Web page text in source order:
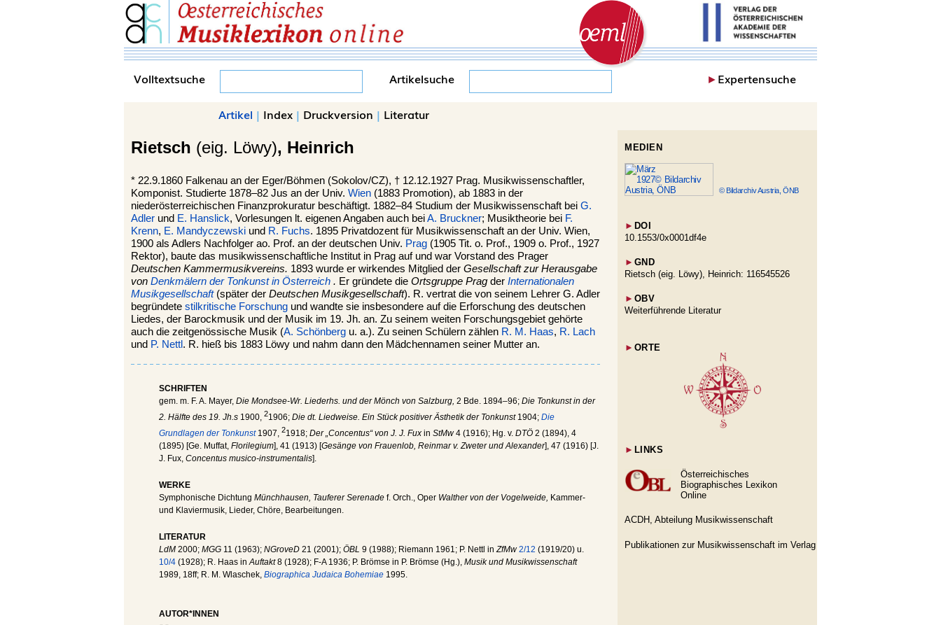
Volltextsuche Artikelsuche ►Expertensuche
Artikel | Index | Druckversion | Literatur
Rietsch (eig. Löwy), Heinrich
* 22.9.1860 Falkenau an der Eger/Böhmen (Sokolov/CZ), † 12.12.1927 Prag. Musikwissenschaftler,
Komponist. Studierte 1878–82 Jus an der Univ. Wien (1883 Promotion), ab 1883 in der
niederösterreichischen Finanzprokuratur beschäftigt. 1882–84 Studium der Musikwissenschaft bei G.
Adler und E. Hanslick, Vorlesungen lt. eigenen Angaben auch beiA. Bruckner; Musiktheorie bei F.
Krenn, E. Mandyczewski und R. Fuchs. 1895 Privatdozent für Musikwissenschaft an der Univ. Wien,
1900 als Adlers Nachfolger ao. Prof. an der deutschen Univ. Prag (1905 Tit. o. Prof., 1909 o. Prof., 1927
Rektor), baute das musikwissenschaftliche Institut in Prag auf und war Vorstand des Prager
Deutschen Kammermusikvereins. 1893 wurde er wirkendes Mitglied der Gesellschaft zur Herausgabe
von Denkmälern der Tonkunst in Österreich . Er gründete die Ortsgruppe Prag der Internationalen
Musikgesellschaft(später der Deutschen Musikgesellschaft). R. vertrat die von seinem Lehrer G. Adler
begründete stilkritische Forschung und wandte sie insbesondere auf die Erforschung des deutschen
Liedes, der Barockmusik und der Musik im 19. Jh. an. Zu seinem weiten Forschungsgebiet gehörte
auch die zeitgenössische Musik (A. Schönberg u. a.). Zu seinen Schülern zählen R. M. Haas, R. Lach
und P. Nettl . R. hieß bis 1883 Löwy und nahm dann den Mädchennamen seiner Mutter an.
SCHRIFTEN
gem. m. F. A. Mayer, Die Mondsee-Wr. Liederhs. und der Mönch von Salzburg, 2 Bde. 1894–96; Die Tonkunst in der
2. Hälfte des 19. Jh.s 1900, 21906; Die dt. Liedweise. Ein Stück positiver Ästhetik der Tonkunst 1904; Die
Grundlagen der Tonkunst 1907, 21918; Der „Concentus“ von J. J. Fux in StMw4 (1916); Hg. v. DTÖ 2 (1894), 4
(1895) [Ge. Muffat, Florilegium], 41 (1913) [Gesänge von Frauenlob, Reinmar v. Zweter und Alexander], 47 (1916) [J.
J. Fux, Concentus musico-instrumentalis].
WERKE
Symphonische Dichtung Münchhausen, Tauferer Serenade f. Orch., Oper Walther von der Vogelweide, Kammer-
und Klaviermusik, Lieder, Chöre, Bearbeitungen.
LITERATUR
LdM 2000; MGG 11 (1963); NGroveD 21 (2001); ÖBL 9 (1988); Riemann 1961; P. Nettl inZfMw2/12 (1919/20) u.
10/4 (1928); R. Haas inAuftakt8 (1928); F-A 1936; P. Brömse in P. Brömse (Hg.), Musik und Musikwissenschaft
1989, 18ff; R. M. Wlaschek, Biographica Judaica Bohemiae 1995.
AUTOR*INNEN
MEDIEN
© Bildarchiv Austria, ÖNB
► DOI
10.1553/0x0001df4e
► GND
Rietsch (eig. Löwy), Heinrich: 116545526
► OBV
Weiterführende Literatur
► ORTE
► LINKS
Österreichisches
Biographisches Lexikon
Online
ACDH, Abteilung Musikwissenschaft
Publikationen zur Musikwissenschaft im Verlag